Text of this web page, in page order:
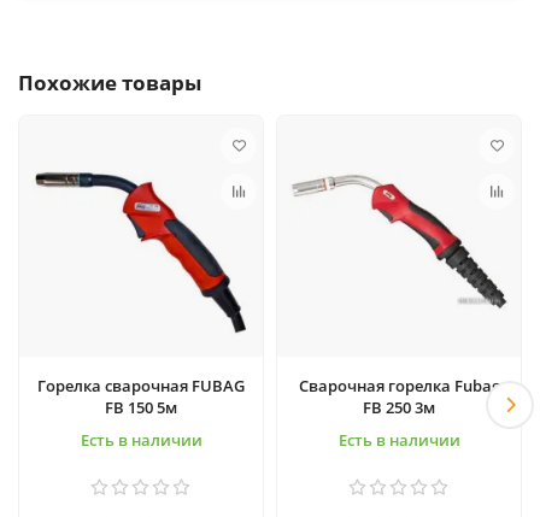
Похожие товары
Горелка сварочная FUBAG
FB 150 5м
Есть в наличии
Сварочная горелка Fubag
FB 250 3м
Есть в наличии